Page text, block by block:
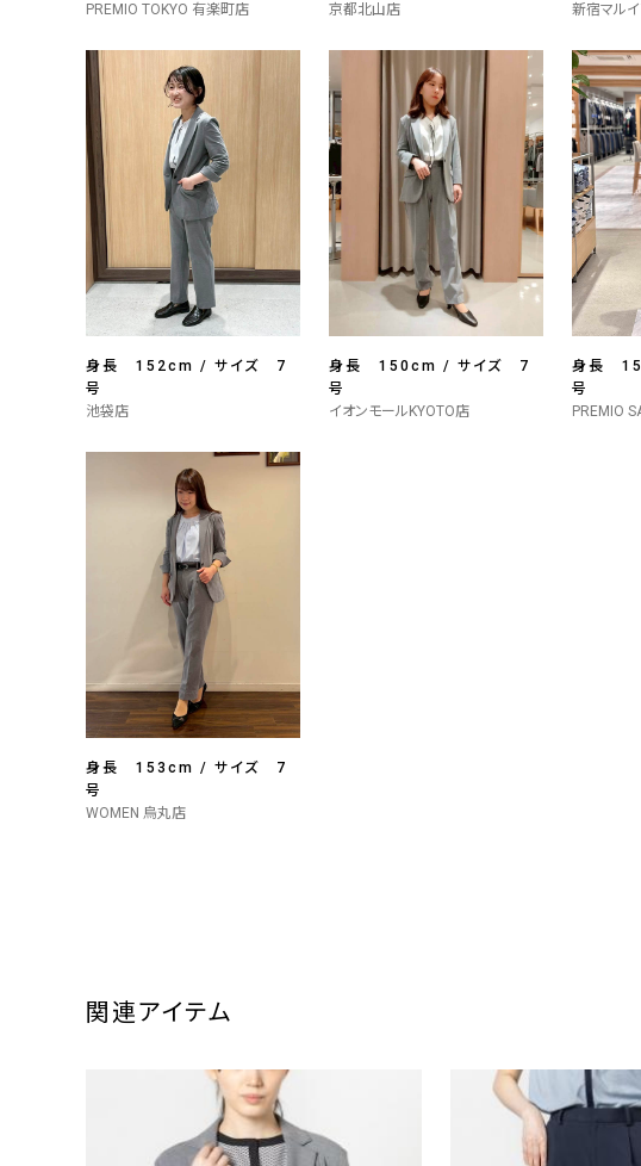
PREMIO TOKYO 有楽町店
京都北山店
新宿マル
身長 152cm / サイズ 7
号
池袋店
身長 150cm / サイズ 7
号
イオンモールKYOTO店
身長
号
PREMIO
身長 153cm / サイズ 7
号
WOMEN 烏丸店
関連アイテム